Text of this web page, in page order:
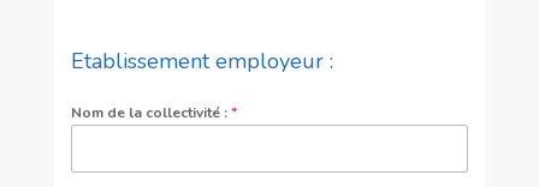
Etablissement employeur :
Nom de la collectivité :*